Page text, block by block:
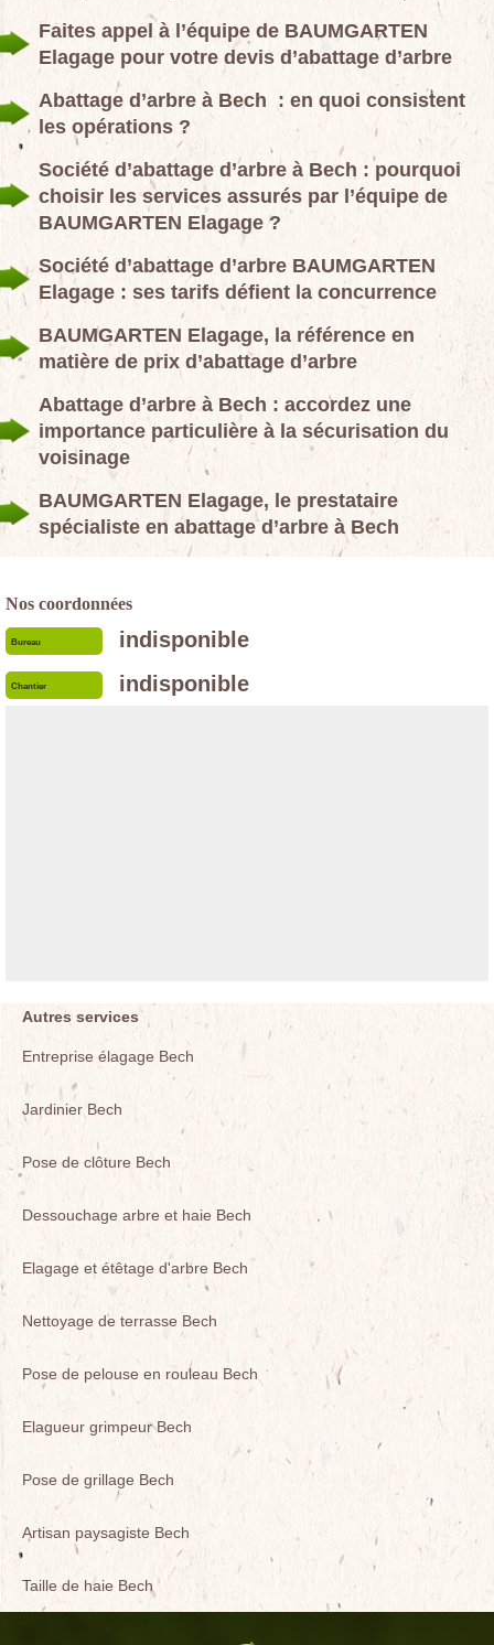
Faites appel à l’équipe de BAUMGARTEN
Elagage pour votre devis d’abattage d’arbre
Abattage d’arbre à Bech : en quoi consistent
les opérations ?
Société d’abattage d’arbre à Bech : pourquoi
choisir les services assurés par l’équipe de
BAUMGARTEN Elagage ?
Société d’abattage d’arbre BAUMGARTEN
Elagage : ses tarifs défient la concurrence
BAUMGARTEN Elagage, la référence en
matière de prix d’abattage d’arbre
Abattage d’arbre à Bech : accordez une
importance particulière à la sécurisation du
voisinage
BAUMGARTEN Elagage, le prestataire
spécialiste en abattage d’arbre à Bech
Nos coordonnées
Bureau indisponible
Chantier indisponible
Autres services
Entreprise élagage Bech
Jardinier Bech
Pose de clôture Bech
Dessouchage arbre et haie Bech
Elagage et étêtage d'arbre Bech
Nettoyage de terrasse Bech
Pose de pelouse en rouleau Bech
Elagueur grimpeur Bech
Pose de grillage Bech
Artisan paysagiste Bech
Taille de haie Bech